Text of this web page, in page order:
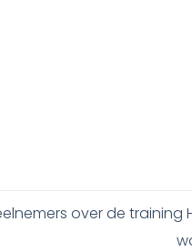
over de training